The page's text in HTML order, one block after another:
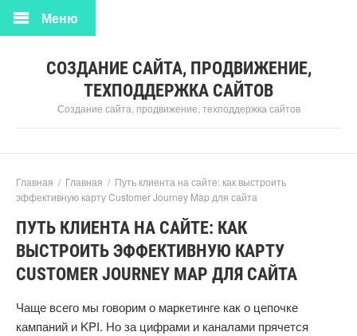
СОЗДАНИЕ САЙТА, ПРОДВИЖЕНИЕ,
ТЕХПОДДЕРЖКА САЙТОВ
Создание сайта, продвижение, техподдержка сайтов
Меню
Главная / Главная / Путь клиента на сайте: как выстроить
эффективную карту Customer Journey Map для сайта
ПУТЬ КЛИЕНТА НА САЙТЕ: КАК
ВЫСТРОИТЬ ЭФФЕКТИВНУЮ КАРТУ
CUSTOMER JOURNEY MAP ДЛЯ САЙТА
Чаще всего мы говорим о маркетинге как о цепочке
кампаний и KPI. Но за цифрами и каналами прячется